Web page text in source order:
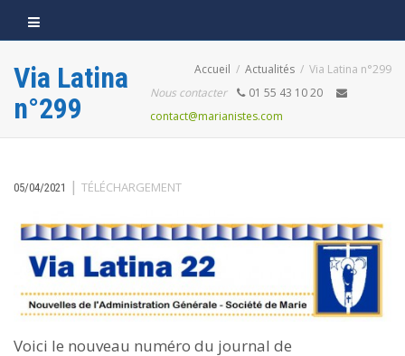
Via Latina
n°299
Accueil Actualités
Via Latina n°299
Nous contacter
01 55 43 10 20
contact@marianistes.com
05/04/2021 | TÉLÉCHARGEMENT
Voici le nouveau numéro du journal de